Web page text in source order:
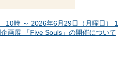
10時 ～ 2026年6月29日（月曜日） 1
画展 「Five Souls」の開催について